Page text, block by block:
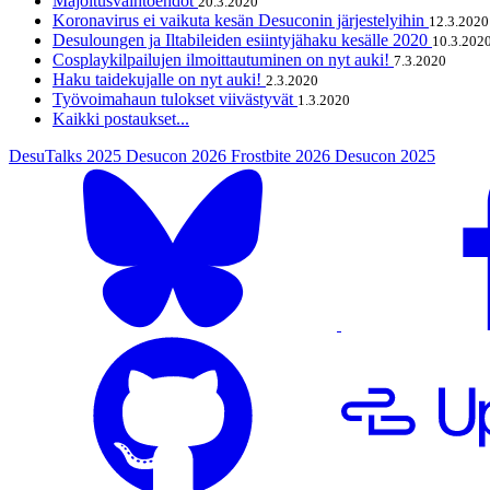
Koronavirus ei vaikuta kesän Desuconin järjestelyihin 12.3.2020
Desuloungen ja Iltabileiden esiintyjähaku kesälle 2020
Cosplaykilpailujen ilmoittautuminen on nyt auki! 7.3.2020
Haku taidekujalle on nyt auki! 2.3.2020
Työvoimahaun tulokset viivästyvät 1.3.2020
Kaikki postaukset...
DesuTalks 2025 Desucon 2026 Frostbite 2026 Desucon 2025